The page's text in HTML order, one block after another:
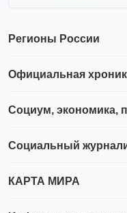
Регионы России
Официальная
Социум, экономика,
Социальный
КАРТА МИРА